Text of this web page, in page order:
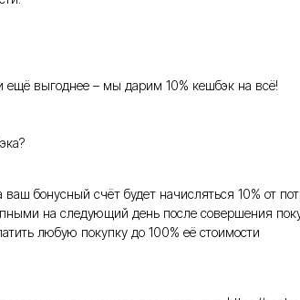
ещё выгоднее – мы дарим 10% кешбэк на всё!
бонусный счёт будет начисляться 10% от
на следующий день после совершения
любую покупку до 100% её стоимости